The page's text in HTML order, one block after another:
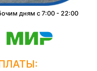
дням с 7:00 - 22:00